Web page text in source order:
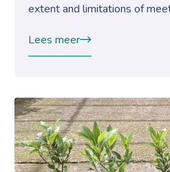
extent and limitations of
Lees meer